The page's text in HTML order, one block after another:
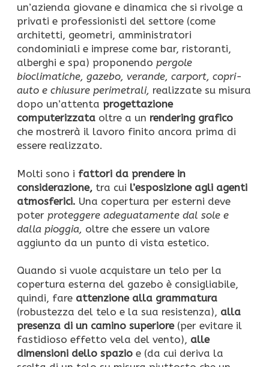
un’azienda giovane e dinamica che si rivolge a
privati e professionisti del settore (come
architetti, geometri, amministratori
condominiali e imprese come bar, ristoranti,
alberghi e spa) proponendo pergole
bioclimatiche, gazebo, verande, carport, copri-
auto e chiusure perimetrali, realizzate su misura
dopo un’attenta progettazione
computerizzata oltre a un rendering grafico
che mostrerà il lavoro finito ancora prima di
essere realizzato.
Molti sono i fattori da prendere in
considerazione, tra cui l’esposizione agli agenti
atmosferici. Una copertura per esterni deve
poter proteggere adeguatamente dal sole e
dalla pioggia, oltre che essere un valore
aggiunto da un punto di vista estetico.
Quando si vuole acquistare un telo per la
copertura esterna del gazebo è consigliabile,
quindi, fare attenzione alla grammatura
(robustezza del telo e la sua resistenza), alla
presenza di un camino superiore(per evitare il
fastidioso effetto vela del vento), alle
dimensioni dello spazio e (da cui deriva la